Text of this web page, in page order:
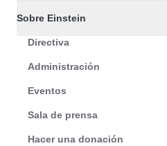
Sobre Einstein
Directiva
Administración
Eventos
Sala de prensa
Hacer una donación